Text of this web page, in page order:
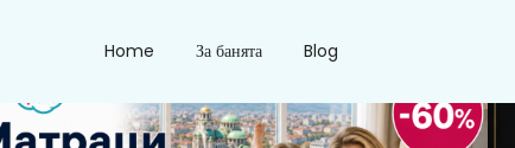
Home За банята Blog